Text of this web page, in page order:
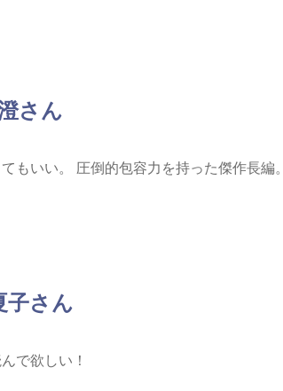
さん
もいい。 圧倒的包容力を持った傑作長編。
子さん
で欲しい！